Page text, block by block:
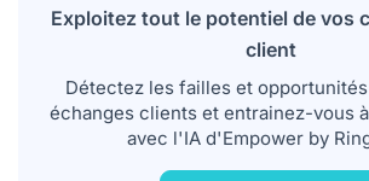
FAQ - IA conversationnelle
Exploitez tout le potentiel de vos
client
Détectez les failles et
échanges clients et entrainez-vous
avec l'IA d'Empower by